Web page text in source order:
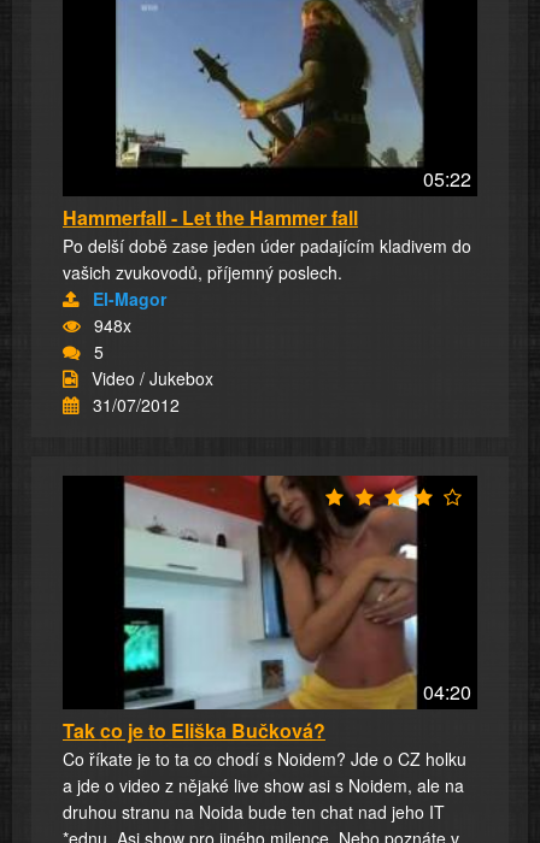
05:22
Hammerfall - Let the Hammer fall
Po delší době zase jeden úder padajícím kladivem do
vašich zvukovodů, příjemný poslech.
El-Magor
948x
5
Video / Jukebox
31/07/2012
04:20
Tak co je to Eliška Bučková?
Co říkate je to ta co chodí s Noidem? Jde o CZ holku
a jde o video z nějaké live show asi s Noidem, ale na
druhou stranu na Noida bude ten chat nad jeho IT
*ednu. Asi show pro jiného milence. Nebo poznáte v